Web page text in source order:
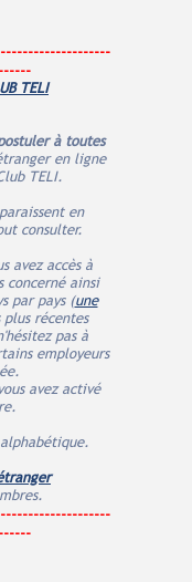
TELI
à toutes
en ligne
TELI.
en
consulter.
avez accès à
concerné ainsi
par pays (une
récentes
pas à
employeurs
avez activé